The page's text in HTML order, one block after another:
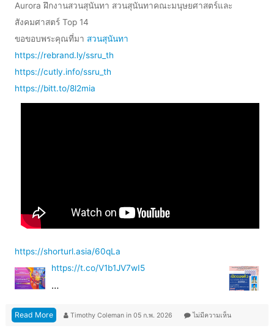
Aurora ฝึกงานสวนสุนันทา สวนสุนันทาคณะมนุษยศาสตร์และ
สังคมศาสตร์ Top 14
ขอขอบพระคุณที่มา สวนสุนันทา
https://rebrand.ly/ssru_th
https://cutly.info/ssru_th
https://bitt.to/8l2mia
https://shorturl.asia/60qLa
https://t.co/V1b1JV7wI5
…
Read More Timothy Coleman in 05 ก.พ. 2026 ไม่มีความเห็น